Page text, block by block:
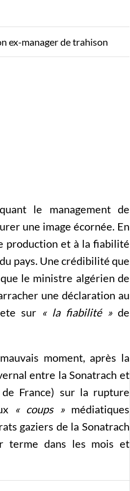
ex-manager de trahison
le management de
une image écornée. En
production et à la fiabilité
pays. Une crédibilité que
le ministre algérien de
une déclaration au
sur « la fiabilité » de
moment, après la
entre la Sonatrach et
France) sur la rupture
« coups » médiatiques
gaziers de la Sonatrach
terme dans les mois et